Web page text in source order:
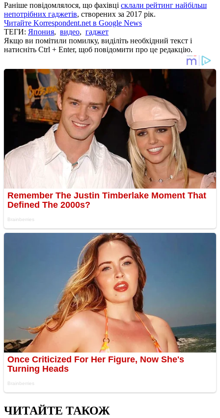
Раніше повідомлялося, що фахівці склали рейтинг найбільш
непотрібних гаджетів, створених за 2017 рік.
Читайте Korrespondent.net в Google News
ТЕГИ: Япония, видео, гаджет
Якщо ви помітили помилку, виділіть необхідний текст і
натисніть Ctrl + Enter, щоб повідомити про це редакцію.
ЧИТАЙТЕ ТАКОЖ